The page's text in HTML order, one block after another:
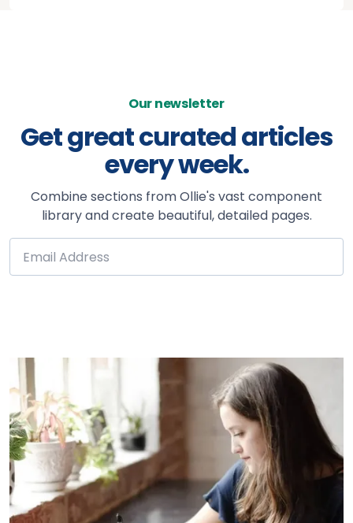
Our newsletter
Get great curated articles
every week.
Combine sections from Ollie's vast component
library and create beautiful, detailed pages.